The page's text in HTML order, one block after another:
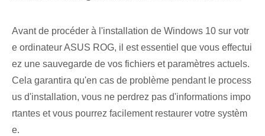
Avant de procéder à l'installation de Windows 10 sur votr
e ordinateur ASUS ROG, il est essentiel que vous effectui
ez une sauvegarde de vos fichiers et paramètres actuels.
Cela garantira qu'en cas de problème pendant le process
us d'installation, vous ne perdrez pas d'informations impo
rtantes et vous pourrez facilement restaurer votre systèm
e.